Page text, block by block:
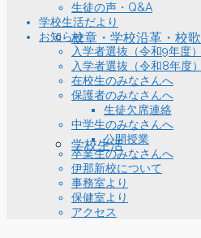
校章・学校沿革・校歌
学校生活
生徒の声・Q&A
学校生活だより
お知らせ
入学者選抜（令和9年度）
入学者選抜（令和8年度）
在校生のみなさんへ
保護者のみなさんへ
生徒欠席連絡
中学生のみなさんへ
公開授業
卒業生のみなさんへ
伊那新校について
事務室より
保健室より
アクセス